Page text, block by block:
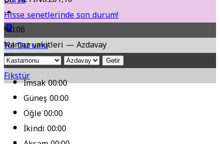
Hisse senetlerinde son durum!
Yol Durumu
Fikstür
%0.06
Namaz vakitleri — Azdavay
Getir
İmsak00:00
Güneş00:00
Öğle00:00
İkindi00:00